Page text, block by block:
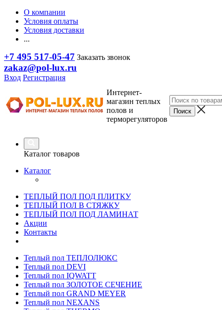
О компании
Условия оплаты
Условия доставки
...
+7 495 517-05-47 Заказать звонок
zakaz@pol-lux.ru
Вход Регистрация
Интернет-
магазин теплых
полов и
терморегуляторов
Каталог товаров
Каталог
ТЕПЛЫЙ ПОЛ ПОД ПЛИТКУ
ТЕПЛЫЙ ПОЛ В СТЯЖКУ
ТЕПЛЫЙ ПОЛ ПОД ЛАМИНАТ
Акции
Контакты
Теплый пол ТЕПЛОЛЮКС
Теплый пол DEVI
Теплый пол IQWATT
Теплый пол ЗОЛОТОЕ СЕЧЕНИЕ
Теплый пол GRAND MEYER
Теплый пол NEXANS